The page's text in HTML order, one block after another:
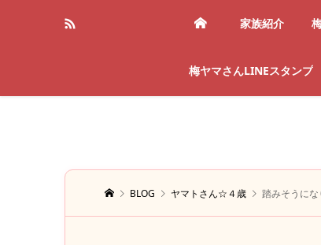
家族紹介
梅ヤマさんLINEスタンプ
BLOG ヤマトさん☆４歳 踏みそうに